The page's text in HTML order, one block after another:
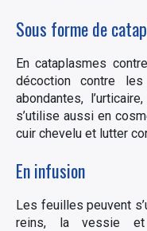
Sous forme de
En cataplasmes
décoction contre
abondantes,
s’utilise aussi en
cuir chevelu et lutter
En infusion
Les feuilles peuvent
reins, la vessie